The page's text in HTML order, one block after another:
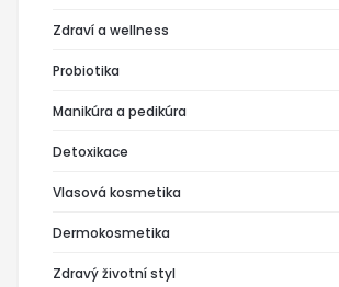
Zdraví a wellness
Probiotika
Manikúra a pedikúra
Detoxikace
Vlasová kosmetika
Dermokosmetika
Zdravý životní styl